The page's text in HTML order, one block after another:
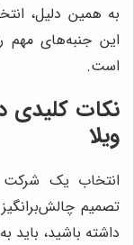
به همین دلیل،
این جنبه‌های مهم
است.
نکات کلیدی
ویلا
انتخاب یک شرکت
تصمیم چالش‌برانگیز
داشته باشید، باید